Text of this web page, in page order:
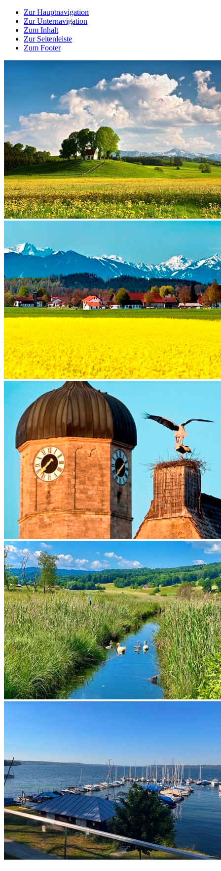
Zur Hauptnavigation
Zur Unternavigation
Zum Inhalt
Zur Seitenleiste
Zum Footer